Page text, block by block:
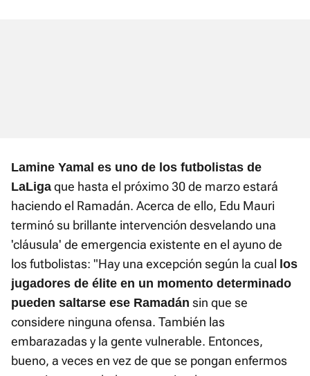
Lamine Yamal es uno de los futbolistas de
LaLiga que hasta el próximo 30 de marzo estará
haciendo el Ramadán. Acerca de ello, Edu Mauri
terminó su brillante intervención desvelando una
'cláusula' de emergencia existente en el ayuno de
los futbolistas: "Hay una excepción según la cual los
jugadores de élite en un momento determinado
pueden saltarse ese Ramadán sin que se
considere ninguna ofensa. También las
embarazadas y la gente vulnerable. Entonces,
bueno, a veces en vez de que se pongan enfermos